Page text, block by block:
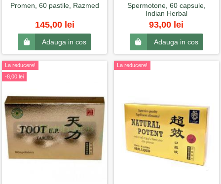
Promen, 60 pastile, Razmed
145,00 lei
Adauga in cos
Spermotone, 60 capsule,
Indian Herbal
93,00 lei
Adauga in cos
La reducere!
-8,00 lei
La reducere!